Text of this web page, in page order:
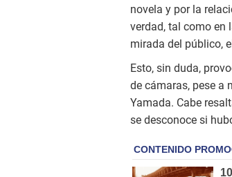
novela y por la
verdad, tal como en
mirada del público,
Esto, sin duda,
de cámaras, pese a
Yamada. Cabe
se desconoce si